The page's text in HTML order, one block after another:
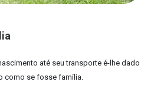
até seu transporte é-lhe dado
como se fosse família.